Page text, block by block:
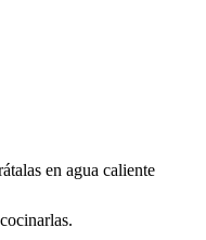
en agua caliente